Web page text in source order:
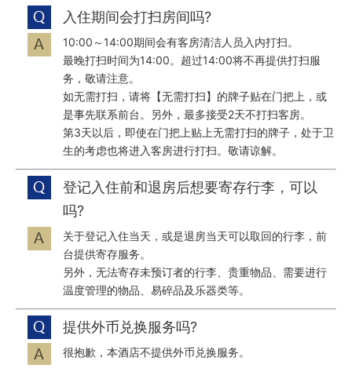
入住期间会打扫房间吗?
10:00～14:00期间会有客房清洁人员入内打扫。
最晚打扫时间为14:00。超过14:00将不再提供打扫服
务，敬请注意。
如无需打扫，请将【无需打扫】的牌子贴在门把上，或
是事先联系前台。另外，最多接受2天不打扫客房。
第3天以后，即使在门把上贴上无需打扫的牌子，处于卫
生的考虑也将进入客房进行打扫。敬请谅解。
登记入住前和退房后想要寄存行李，可以
吗?
关于登记入住当天，或是退房当天可以取回的行李，前
台提供寄存服务。
另外，无法寄存未预订者的行李、贵重物品、需要进行
温度管理的物品、易碎品及乐器类等。
提供外币兑换服务吗?
很抱歉，本酒店不提供外币兑换服务。